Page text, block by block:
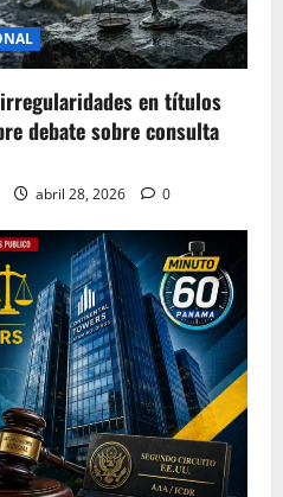
en títulos
debate sobre consulta
abril 28, 2026 0